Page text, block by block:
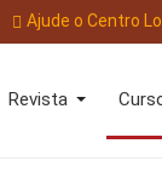
Ajude o Centro
Revista